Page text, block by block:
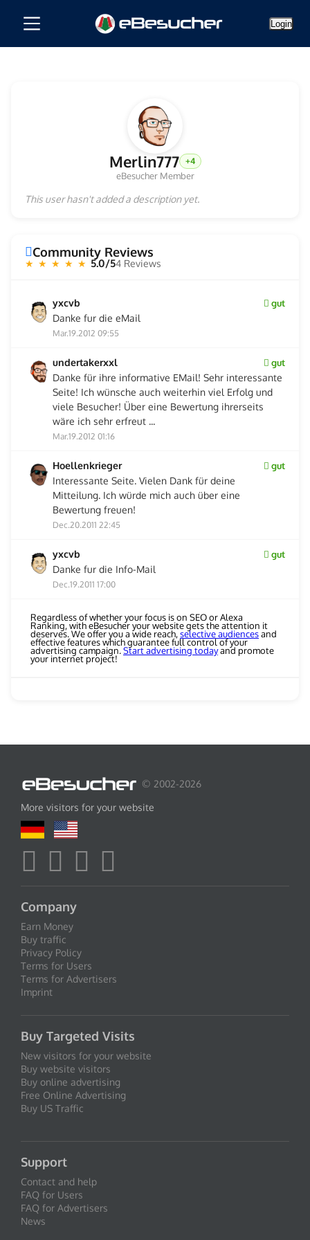
Login
Merlin777 +4
eBesucher Member
This user hasn't added a description yet.
Community Reviews
★ ★ ★ ★ ★ 5.0/54 Reviews
yxcvb gut
Danke fur die eMail
Mar.19.2012 09:55
undertakerxxl gut
Danke für ihre informative EMail! Sehr interessante
Seite! Ich wünsche auch weiterhin viel Erfolg und
viele Besucher! Über eine Bewertung ihrerseits
wäre ich sehr erfreut ...
Mar.19.2012 01:16
Hoellenkrieger gut
Interessante Seite. Vielen Dank für deine
Mitteilung. Ich würde mich auch über eine
Bewertung freuen!
Dec.20.2011 22:45
yxcvb gut
Danke fur die Info-Mail
Dec.19.2011 17:00
Regardless of whether your focus is on SEO or Alexa
Ranking, with eBesucher your website gets the attention it
deserves. We offer you a wide reach,selective audiencesand
effective features which guarantee full control of your
advertising campaign.Start advertising todayand promote
your internet project!
© 2002-2026
More visitors for your website
Company
Earn Money
Buy traffic
Privacy Policy
Terms for Users
Terms for Advertisers
Imprint
Buy Targeted Visits
New visitors for your website
Buy website visitors
Buy online advertising
Free Online Advertising
Buy US Traffic
Support
Contact and help
FAQ for Users
FAQ for Advertisers
News